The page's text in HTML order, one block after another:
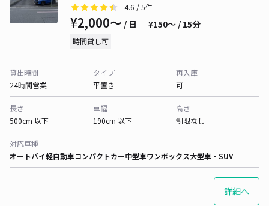
4.6 / 5件
¥2,000〜 / 日 ¥150〜 / 15分
時間貸し可
貸出時間
24時間営業
タイプ
平置き
再入庫
可
長さ
500cm 以下
車幅
190cm 以下
高さ
制限なし
対応車種
オートバイ軽自動車コンパクトカー中型車ワンボックス大型車・SUV
詳細へ